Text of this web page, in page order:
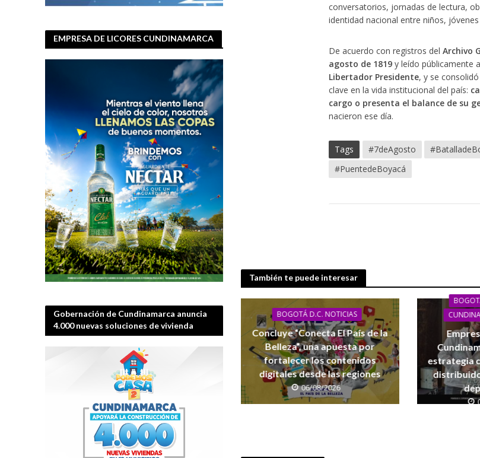
EMPRESA DE LICORES CUNDINAMARCA
Gobernación de Cundinamarca anuncia
4.000 nuevas soluciones de vivienda
conversatorios, jornadas de lectura,
identidad nacional entre niños,
De acuerdo con registros delArchivo
agosto de 1819 y leído públicamente
Libertador Presidente, y se
clave en la vida institucional del país:
cargo o presenta el balance de su
nacieron ese día.
Tags #7deAgosto
#PuentedeBoyacá
También te puede interesar
BOGOTÁ D.C. NOTICIAS
Concluye “Conecta El País de la
Belleza”, una apuesta por
fortalecer los contenidos
digitales desde las regiones
06/08/2026
estrategia